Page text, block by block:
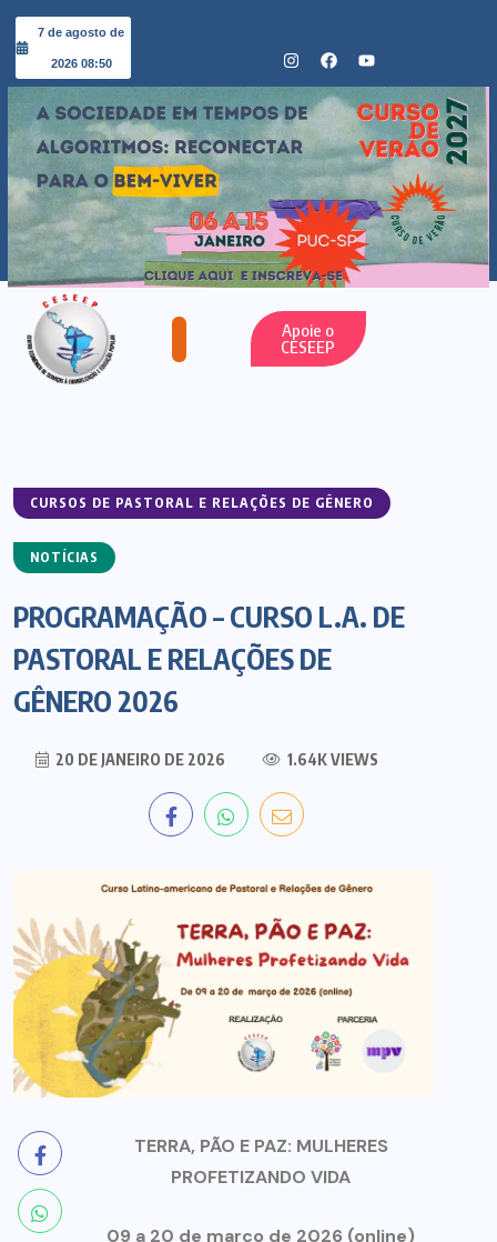
7 de agosto de
2026 08:50
Apoie o
CESEEP
CURSOS DE PASTORAL E RELAÇÕES DE GÊNERO
NOTÍCIAS
PROGRAMAÇÃO – CURSO L.A. DE
PASTORAL E RELAÇÕES DE
GÊNERO 2026
20 DE JANEIRO DE 2026 1.64K VIEWS
TERRA, PÃO E PAZ: MULHERES
PROFETIZANDO VIDA
09 a 20 de março de 2026 (online)